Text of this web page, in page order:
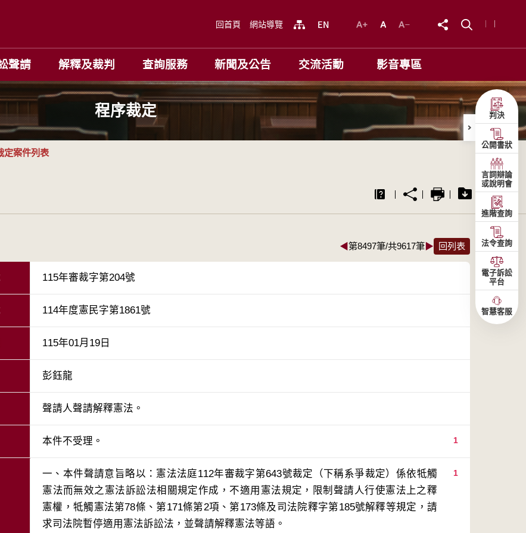
回首頁 網站導覽
聲請 解釋及裁判 查詢服務 新聞及公告 交流活動 影音專區
程序裁定
定案件列表
◀第8497筆/共9617筆▶ 回列表
115年審裁字第204號
114年度憲民字第1861號
115年01月19日
彭鈺龍
聲請人聲請解釋憲法。
1
本件不受理。
1
一、本件聲請意旨略以：憲法法庭112年審裁字第643號裁定（下稱系爭裁定）係依牴觸
憲法而無效之憲法訴訟法相關規定作成，不適用憲法規定，限制聲請人行使憲法上之釋
憲權，牴觸憲法第78條、第171條第2項、第173條及司法院釋字第185號解釋等規定，請
判決
公開書狀
言詞辯論
或說明會
進階查詢
法令查詢
電子訴訟
平台
智慧客服